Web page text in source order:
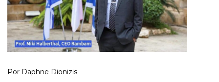
Por Daphne Dionizis